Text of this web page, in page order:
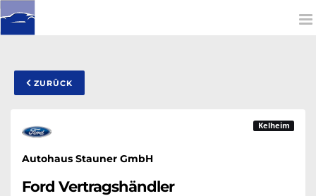
ZURÜCK
Kelheim
Autohaus Stauner GmbH
Ford Vertragshändler